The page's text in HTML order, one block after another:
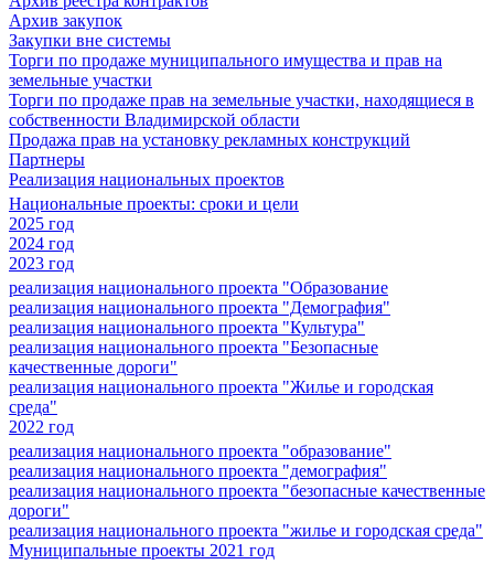
Архив закупок
Закупки вне системы
Торги по продаже муниципального имущества и прав на
земельные участки
Торги по продаже прав на земельные участки, находящиеся в
собственности Владимирской области
Продажа прав на установку рекламных конструкций
Партнеры
Реализация национальных проектов
Национальные проекты: сроки и цели
2025 год
2024 год
2023 год
реализация национального проекта "Образование
реализация национального проекта "Демография"
реализация национального проекта "Культура"
реализация национального проекта "Безопасные
качественные дороги"
реализация национального проекта "Жилье и городская
среда"
2022 год
реализация национального проекта "образование"
реализация национального проекта "демография"
реализация национального проекта "безопасные качественные
дороги"
реализация национального проекта "жилье и городская среда"
Муниципальные проекты 2021 год